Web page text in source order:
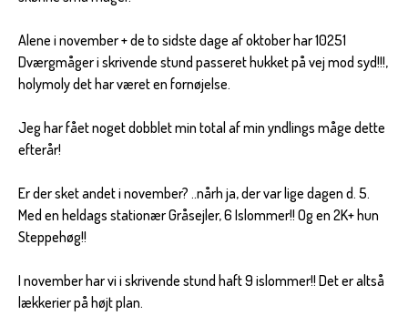
Alene i november + de to sidste dage af oktober har 10251
Dværgmåger i skrivende stund passeret hukket på vej mod syd!!!,
holymoly det har været en fornøjelse.
Jeg har fået noget dobblet min total af min yndlings måge dette
efterår!
Er der sket andet i november? ..nårh ja, der var lige dagen d. 5.
Med en heldags stationær Gråsejler, 6 Islommer!! Og en 2K+ hun
Steppehøg!!
I november har vi i skrivende stund haft 9 islommer!! Det er altså
lækkerier på højt plan.